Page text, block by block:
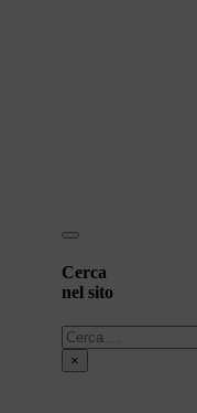
Cerca
nel sito
Cerca
×